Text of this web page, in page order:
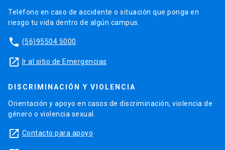
Teléfono en caso de accidente o situación que ponga en
riesgo tu vida dentro de algún campus.
phone (56)95504 5000
launch Ir al sitio de Emergencias
DISCRIMINACIÓN Y VIOLENCIA
Orientación y apoyo en casos de discriminación, violencia de
género o violencia sexual.
launch Contacto para apoyo